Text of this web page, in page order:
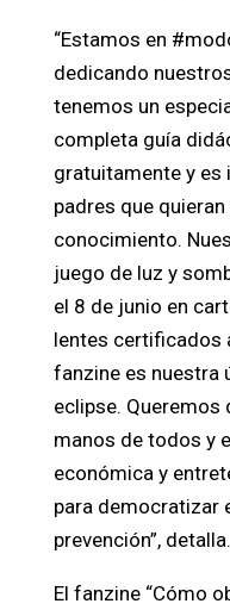
“Estamos en
dedicando
tenemos un
completa guía
gratuitamente y es
padres que
conocimiento.
juego de luz y
el 8 de junio en
lentes certificados
fanzine es nuestra
eclipse. Queremos
manos de todos y
económica y
para democratizar
prevención”, detalla.
El fanzine “Cómo